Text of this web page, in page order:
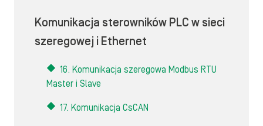
Komunikacja sterowników PLC w sieci
szeregowej i Ethernet
16. Komunikacja szeregowa Modbus RTU
Master i Slave
17. Komunikacja CsCAN